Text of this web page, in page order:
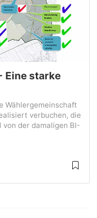
Eine starke
Wählergemeinschaft
verbuchen, die
der damaligen BI-